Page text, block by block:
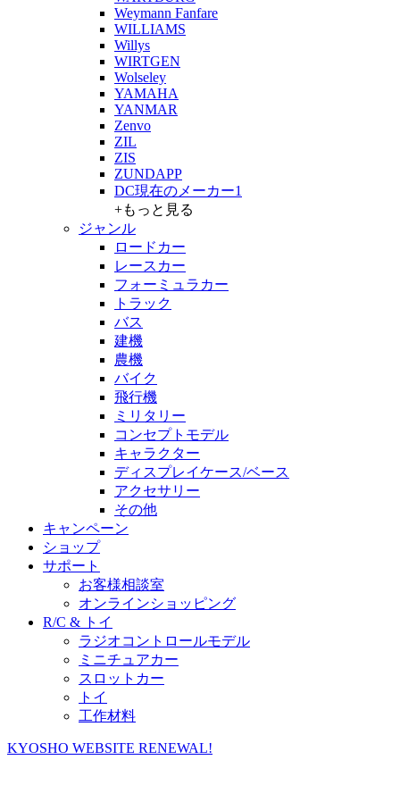
Weymann Fanfare
WILLIAMS
Willys
WIRTGEN
Wolseley
YAMAHA
YANMAR
Zenvo
ZIL
ZIS
ZUNDAPP
DC現在のメーカー1
+もっと見る
ジャンル
ロードカー
レースカー
フォーミュラカー
トラック
バス
建機
農機
バイク
飛行機
ミリタリー
コンセプトモデル
キャラクター
ディスプレイケース/ベース
アクセサリー
その他
キャンペーン
ショップ
サポート
お客様相談室
オンラインショッピング
R/C & トイ
ラジオコントロールモデル
ミニチュアカー
スロットカー
トイ
工作材料
KYOSHO WEBSITE RENEWAL!